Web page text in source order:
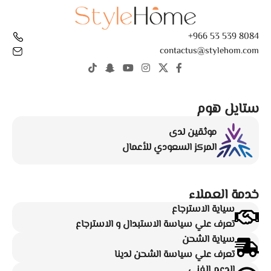
ستايل هوم
موثقين لدى
المركز السعودي للأعمال
خدمة العملاء
سياية الاسترجاع
تعرف علي سياسة الاستبدال و الاسترجاع
سياية الشحن
تعرف علي سياسة الشحن لدينا
8084 539 53 966+
contactus@stylehom.com